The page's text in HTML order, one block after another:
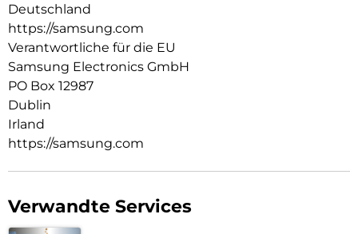
Spare dir die Suche nach deinem S Pen. Mit einem einfachen
Knopfdruck löst du den S Pen und machst ihn einsatzbereit.
Und mit einem Klick lässt er sich wieder an seinen Platz
verstauen.
Deutschland
https://samsung.com
Verantwortliche für die EU
Samsung Electronics GmbH
PO Box 12987
Dublin
Irland
https://samsung.com
Verwandte Services